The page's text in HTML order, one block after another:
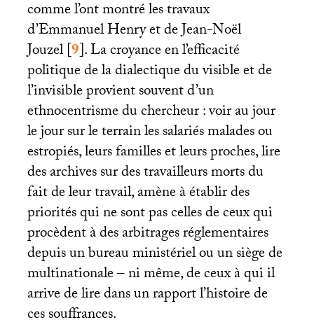
comme l’ont montré les travaux
d’Emmanuel Henry et de Jean-Noël
Jouzel[9]. La croyance en l’efficacité
politique de la dialectique du visible et de
l’invisible provient souvent d’un
ethnocentrisme du chercheur : voir au jour
le jour sur le terrain les salariés malades ou
estropiés, leurs familles et leurs proches, lire
des archives sur des travailleurs morts du
fait de leur travail, amène à établir des
priorités qui ne sont pas celles de ceux qui
procèdent à des arbitrages réglementaires
depuis un bureau ministériel ou un siège de
multinationale – ni même, de ceux à qui il
arrive de lire dans un rapport l’histoire de
ces souffrances.